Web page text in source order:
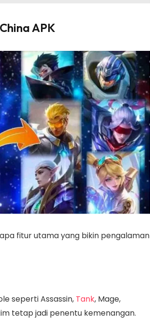
APK
fitur utama yang bikin pengalaman
seperti Assassin, Tank, Mage,
tetap jadi penentu kemenangan.